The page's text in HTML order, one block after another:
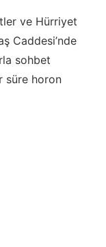
ve Hürriyet
Caddesi’nde
sohbet
süre horon